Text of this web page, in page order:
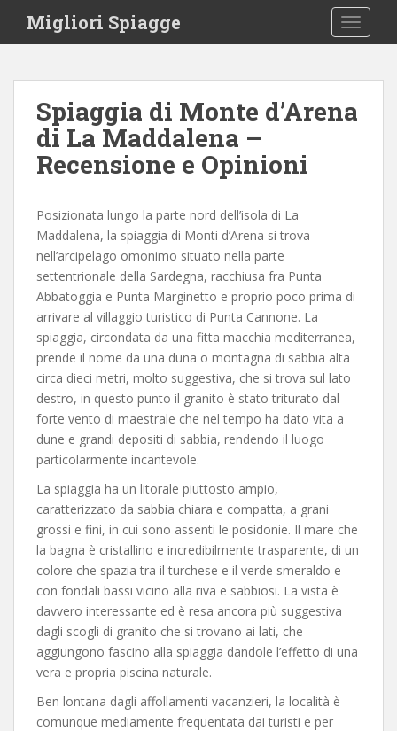
i
Migliori Spiagge
Spiaggia di Monte d’Arena
di La Maddalena –
Recensione e Opinioni
Posizionata lungo la parte nord dell’isola di La
Maddalena, la spiaggia di Monti d’Arena si trova
nell’arcipelago omonimo situato nella parte
settentrionale della Sardegna, racchiusa fra Punta
Abbatoggia e Punta Marginetto e proprio poco prima di
arrivare al villaggio turistico di Punta Cannone. La
spiaggia, circondata da una fitta macchia mediterranea,
prende il nome da una duna o montagna di sabbia alta
circa dieci metri, molto suggestiva, che si trova sul lato
destro, in questo punto il granito è stato triturato dal
forte vento di maestrale che nel tempo ha dato vita a
dune e grandi depositi di sabbia, rendendo il luogo
particolarmente incantevole.
La spiaggia ha un litorale piuttosto ampio,
caratterizzato da sabbia chiara e compatta, a grani
grossi e fini, in cui sono assenti le posidonie. Il mare che
la bagna è cristallino e incredibilmente trasparente, di un
colore che spazia tra il turchese e il verde smeraldo e
con fondali bassi vicino alla riva e sabbiosi. La vista è
davvero interessante ed è resa ancora più suggestiva
dagli scogli di granito che si trovano ai lati, che
aggiungono fascino alla spiaggia dandole l’effetto di una
vera e propria piscina naturale.
Ben lontana dagli affollamenti vacanzieri, la località è
comunque mediamente frequentata dai turisti e per